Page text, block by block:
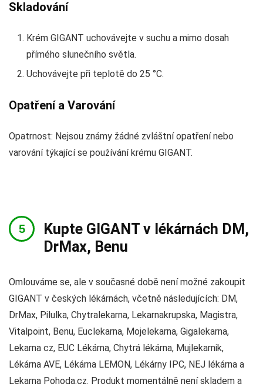
Skladování
Krém GIGANT uchovávejte v suchu a mimo dosah
přímého slunečního světla.
Uchovávejte při teplotě do 25 °C.
Opatření a Varování
Opatrnost: Nejsou známy žádné zvláštní opatření nebo
varování týkající se používání krému GIGANT.
Kupte GIGANT v lékárnách DM,
DrMax, Benu
Omlouváme se, ale v současné době není možné zakoupit
GIGANT v českých lékárnách, včetně následujících: DM,
DrMax, Pilulka, Chytralekarna, Lekarnakrupska, Magistra,
Vitalpoint, Benu, Euclekarna, Mojelekarna, Gigalekarna,
Lekarna cz, EUC Lékárna, Chytrá lékárna, Mujlekarnik,
Lékárna AVE, Lékárna LEMON, Lékárny IPC, NEJ lékárna a
Lekarna Pohoda.cz. Produkt momentálně není skladem a